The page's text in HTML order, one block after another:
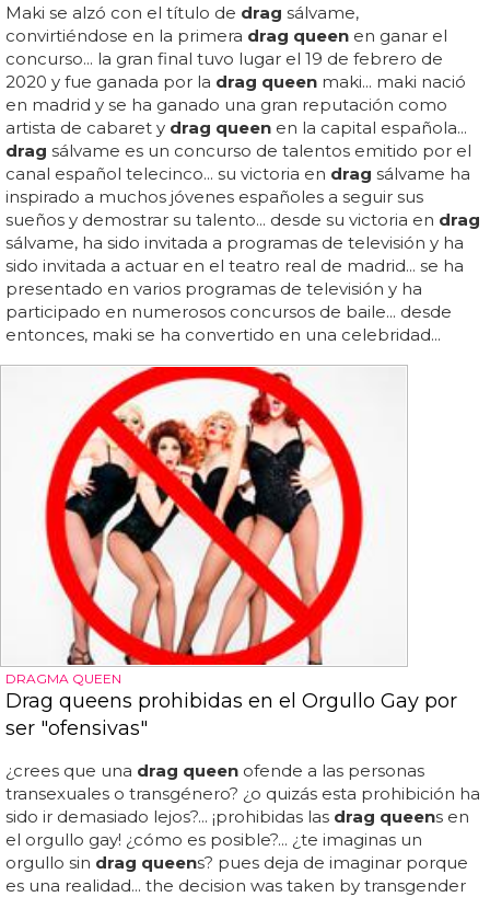
Maki se alzó con el título de drag sálvame,
convirtiéndose en la primera drag queen en ganar el
concurso... la gran final tuvo lugar el 19 de febrero de
2020 y fue ganada por la drag queen maki... maki nació
en madrid y se ha ganado una gran reputación como
artista de cabaret y drag queen en la capital española...
drag sálvame es un concurso de talentos emitido por el
canal español telecinco... su victoria en drag sálvame ha
inspirado a muchos jóvenes españoles a seguir sus
sueños y demostrar su talento... desde su victoria en drag
sálvame, ha sido invitada a programas de televisión y ha
sido invitada a actuar en el teatro real de madrid... se ha
presentado en varios programas de televisión y ha
participado en numerosos concursos de baile... desde
entonces, maki se ha convertido en una celebridad...
DRAGMA QUEEN
Drag queens prohibidas en el Orgullo Gay por
ser "ofensivas"
¿crees que una drag queen ofende a las personas
transexuales o transgénero? ¿o quizás esta prohibición ha
sido ir demasiado lejos?... ¡prohibidas las drag queens en
el orgullo gay! ¿cómo es posible?... ¿te imaginas un
orgullo sin drag queens? pues deja de imaginar porque
es una realidad... the decision was taken by transgender